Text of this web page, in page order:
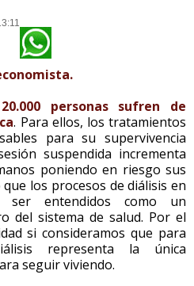
personas sufren de
. Para ellos, los tratamientos
para su supervivencia
suspendida incrementa
poniendo en riesgo sus
los procesos de diálisis en
entendidos como un
del sistema de salud. Por el
si consideramos que para
representa la única
seguir viviendo.